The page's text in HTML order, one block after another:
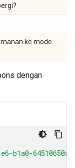
ke mode
dengan
b1a0-